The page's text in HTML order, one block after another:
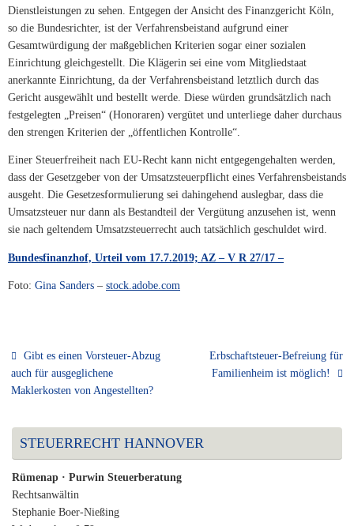
Dienstleistungen zu sehen. Entgegen der Ansicht des Finanzgericht Köln,
so die Bundesrichter, ist der Verfahrensbeistand aufgrund einer
Gesamtwürdigung der maßgeblichen Kriterien sogar einer sozialen
Einrichtung gleichgestellt. Die Klägerin sei eine vom Mitgliedstaat
anerkannte Einrichtung, da der Verfahrensbeistand letztlich durch das
Gericht ausgewählt und bestellt werde. Diese würden grundsätzlich nach
festgelegten „Preisen“ (Honoraren) vergütet und unterliege daher durchaus
den strengen Kriterien der „öffentlichen Kontrolle“.
Einer Steuerfreiheit nach EU-Recht kann nicht entgegengehalten werden,
dass der Gesetzgeber von der Umsatzsteuerpflicht eines Verfahrensbeistands
ausgeht. Die Gesetzesformulierung sei dahingehend auslegbar, dass die
Umsatzsteuer nur dann als Bestandteil der Vergütung anzusehen ist, wenn
sie nach geltendem Umsatzsteuerrecht auch tatsächlich geschuldet wird.
Bundesfinanzhof, Urteil vom 17.7.2019; AZ – V R 27/17 –
Foto: Gina Sanders – stock.adobe.com
Gibt es einen Vor­steu­er­-Abzug
auch für ausgeglichene
Maklerkosten von Angestellten?
Erbschaftsteuer-Befreiung für
Familienheim ist möglich!
STEUERRECHT HANNOVER
Rümenap · Purwin Steuerberatung
Rechtsanwältin
Stephanie Boer-Nießing